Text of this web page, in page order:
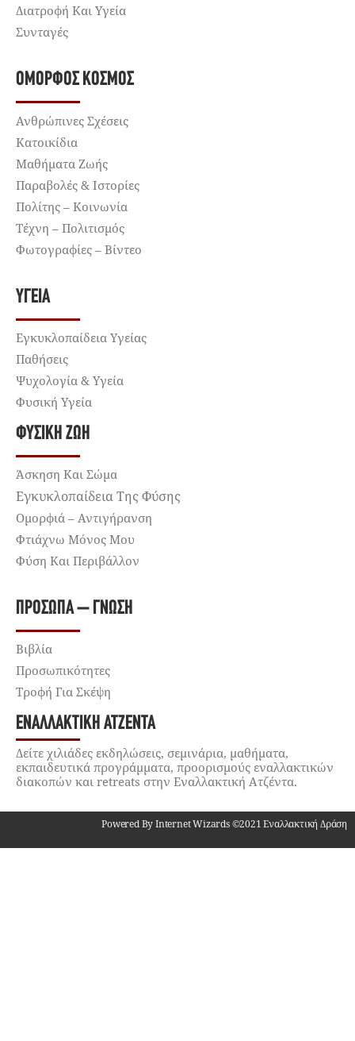
Διατροφή Και Υγεία
Συνταγές
ΌΜΟΡΦΟΣ ΚΌΣΜΟΣ
Ανθρώπινες Σχέσεις
Κατοικίδια
Μαθήματα Ζωής
Παραβολές & Ιστορίες
Πολίτης – Κοινωνία
Τέχνη – Πολιτισμός
Φωτογραφίες – Βίντεο
ΥΓΕΊΑ
Εγκυκλοπαίδεια Υγείας
Παθήσεις
Ψυχολογία & Υγεία
Φυσική Υγεία
ΦΥΣΙΚΉ ΖΩΉ
Άσκηση Και Σώμα
Εγκυκλοπαίδεια Της Φύσης
Ομορφιά – Αντιγήρανση
Φτιάχνω Μόνος Μου
Φύση Και Περιβάλλον
ΠΡΌΣΩΠΑ – ΓΝΏΣΗ
Βιβλία
Προσωπικότητες
Τροφή Για Σκέψη
ΕΝΑΛΛΑΚΤΙΚΉ ΑΤΖΈΝΤΑ
Δείτε χιλιάδες εκδηλώσεις, σεμινάρια, μαθήματα,
εκπαιδευτικά προγράμματα, προορισμούς εναλλακτικών
διακοπών και retreats στην Εναλλακτική Ατζέντα.
Powered By Internet Wizards ©2021 Εναλλακτική Δράση